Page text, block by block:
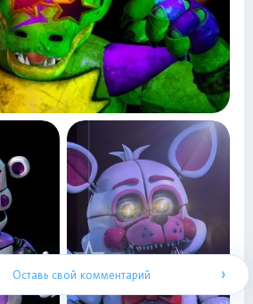
Оставь свой комментарий ›